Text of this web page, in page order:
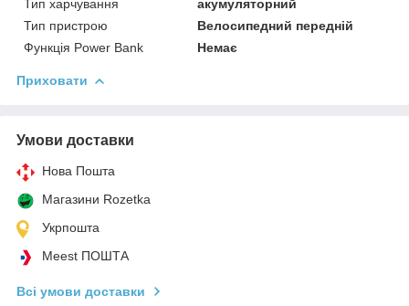
Тип харчування
акумуляторний
Тип пристрою
Велосипедний передній
Функція Power Bank
Немає
Приховати
Умови доставки
Нова Пошта
Магазини Rozetka
Укрпошта
Meest ПОШТА
Всі умови доставки